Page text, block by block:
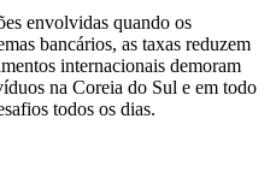
envolvidas quando os
bancários, as taxas reduzem
internacionais demoram
na Coreia do Sul e em todo
todos os dias.